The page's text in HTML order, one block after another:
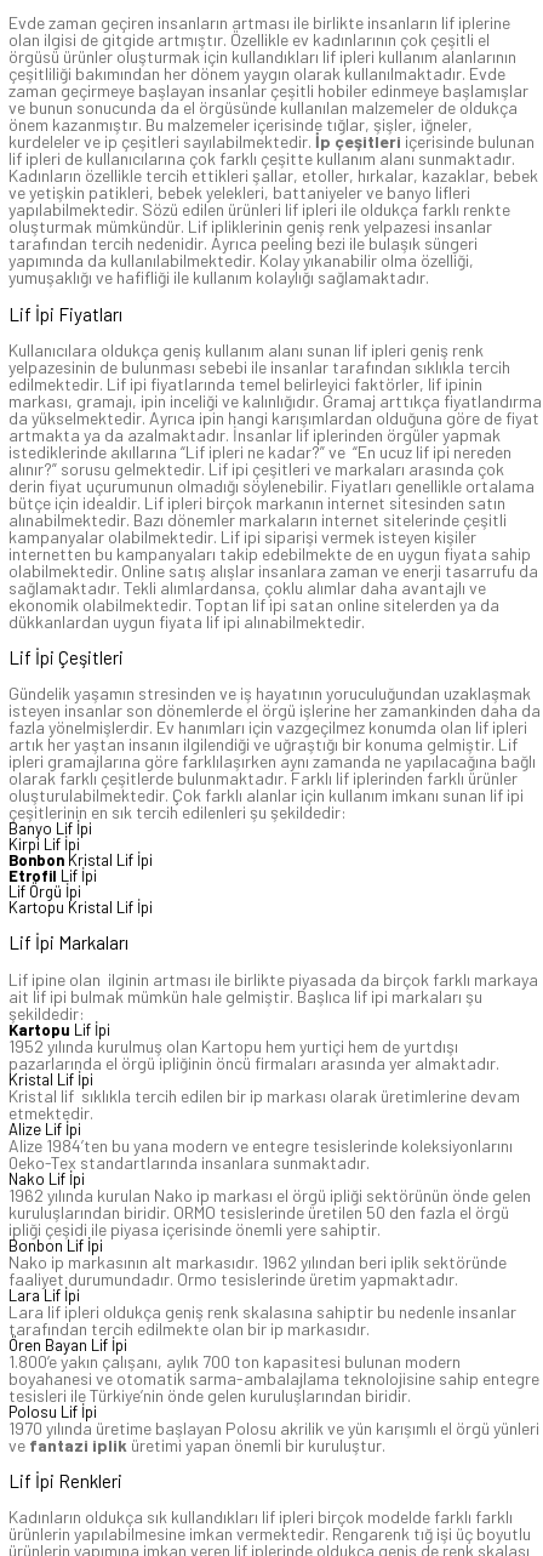
Evde zaman geçiren insanların artması ile birlikte insanların lif iplerine
olan ilgisi de gitgide artmıştır. Özellikle ev kadınlarının çok çeşitli el
örgüsü ürünler oluşturmak için kullandıkları lif ipleri kullanım alanlarının
çeşitliliği bakımından her dönem yaygın olarak kullanılmaktadır. Evde
zaman geçirmeye başlayan insanlar çeşitli hobiler edinmeye başlamışlar
ve bunun sonucunda da el örgüsünde kullanılan malzemeler de oldukça
önem kazanmıştır. Bu malzemeler içerisinde tığlar, şişler, iğneler,
kurdeleler ve ip çeşitleri sayılabilmektedir. İp çeşitleri içerisinde bulunan
lif ipleri de kullanıcılarına çok farklı çeşitte kullanım alanı sunmaktadır.
Kadınların özellikle tercih ettikleri şallar, etoller, hırkalar, kazaklar, bebek
ve yetişkin patikleri, bebek yelekleri, battaniyeler ve banyo lifleri
yapılabilmektedir. Sözü edilen ürünleri lif ipleri ile oldukça farklı renkte
oluşturmak mümkündür. Lif ipliklerinin geniş renk yelpazesi insanlar
tarafından tercih nedenidir. Ayrıca peeling bezi ile bulaşık süngeri
yapımında da kullanılabilmektedir. Kolay yıkanabilir olma özelliği,
yumuşaklığı ve hafifliği ile kullanım kolaylığı sağlamaktadır.
Lif İpi Fiyatları
Kullanıcılara oldukça geniş kullanım alanı sunan lif ipleri geniş renk
yelpazesinin de bulunması sebebi ile insanlar tarafından sıklıkla tercih
edilmektedir. Lif ipi fiyatlarında temel belirleyici faktörler, lif ipinin
markası, gramajı, ipin inceliği ve kalınlığıdır. Gramaj arttıkça fiyatlandırma
da yükselmektedir. Ayrıca ipin hangi karışımlardan olduğuna göre de fiyat
artmakta ya da azalmaktadır. İnsanlar lif iplerinden örgüler yapmak
istediklerinde akıllarına “Lif ipleri ne kadar?” ve “En ucuz lif ipi nereden
alınır?” sorusu gelmektedir. Lif ipi çeşitleri ve markaları arasında çok
derin fiyat uçurumunun olmadığı söylenebilir. Fiyatları genellikle ortalama
bütçe için idealdir. Lif ipleri birçok markanın internet sitesinden satın
alınabilmektedir. Bazı dönemler markaların internet sitelerinde çeşitli
kampanyalar olabilmektedir. Lif ipi siparişi vermek isteyen kişiler
internetten bu kampanyaları takip edebilmekte de en uygun fiyata sahip
olabilmektedir. Online satış alışlar insanlara zaman ve enerji tasarrufu da
sağlamaktadır. Tekli alımlardansa, çoklu alımlar daha avantajlı ve
ekonomik olabilmektedir. Toptan lif ipi satan online sitelerden ya da
dükkanlardan uygun fiyata lif ipi alınabilmektedir.
Lif İpi Çeşitleri
Gündelik yaşamın stresinden ve iş hayatının yoruculuğundan uzaklaşmak
isteyen insanlar son dönemlerde el örgü işlerine her zamankinden daha da
fazla yönelmişlerdir. Ev hanımları için vazgeçilmez konumda olan lif ipleri
artık her yaştan insanın ilgilendiği ve uğraştığı bir konuma gelmiştir. Lif
ipleri gramajlarına göre farklılaşırken aynı zamanda ne yapılacağına bağlı
olarak farklı çeşitlerde bulunmaktadır. Farklı lif iplerinden farklı ürünler
oluşturulabilmektedir. Çok farklı alanlar için kullanım imkanı sunan lif ipi
çeşitlerinin en sık tercih edilenleri şu şekildedir:
Banyo Lif İpi
Kirpi Lif İpi
Bonbon Kristal Lif İpi
Etrofil Lif İpi
Lif Örgü İpi
Kartopu Kristal Lif İpi
Lif İpi Markaları
Lif ipine olan ilginin artması ile birlikte piyasada da birçok farklı markaya
ait lif ipi bulmak mümkün hale gelmiştir. Başlıca lif ipi markaları şu
şekildedir:
Kartopu Lif İpi
1952 yılında kurulmuş olan Kartopu hem yurtiçi hem de yurtdışı
pazarlarında el örgü ipliğinin öncü firmaları arasında yer almaktadır.
Kristal Lif İpi
Kristal lif sıklıkla tercih edilen bir ip markası olarak üretimlerine devam
etmektedir.
Alize Lif İpi
Alize 1984’ten bu yana modern ve entegre tesislerinde koleksiyonlarını
0eko-Tex standartlarında insanlara sunmaktadır.
Nako Lif İpi
1962 yılında kurulan Nako ip markası el örgü ipliği sektörünün önde gelen
kuruluşlarından biridir. ORMO tesislerinde üretilen 50 den fazla el örgü
ipliği çeşidi ile piyasa içerisinde önemli yere sahiptir.
Bonbon Lif İpi
Nako ip markasının alt markasıdır. 1962 yılından beri iplik sektöründe
faaliyet durumundadır. Ormo tesislerinde üretim yapmaktadır.
Lara Lif İpi
Lara lif ipleri oldukça geniş renk skalasına sahiptir bu nedenle insanlar
tarafından tercih edilmekte olan bir ip markasıdır.
Ören Bayan Lif İpi
1.800’e yakın çalışanı, aylık 700 ton kapasitesi bulunan modern
boyahanesi ve otomatik sarma-ambalajlama teknolojisine sahip entegre
tesisleri ile Türkiye’nin önde gelen kuruluşlarından biridir.
Polosu Lif İpi
1970 yılında üretime başlayan Polosu akrilik ve yün karışımlı el örgü yünleri
ve fantazi iplik üretimi yapan önemli bir kuruluştur.
Lif İpi Renkleri
Kadınların oldukça sık kullandıkları lif ipleri birçok modelde farklı farklı
ürünlerin yapılabilmesine imkan vermektedir. Rengarenk tığ işi üç boyutlu
ürünlerin yapımına imkan veren lif iplerinde oldukça geniş de renk skalası